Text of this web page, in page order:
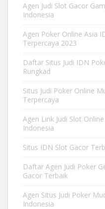
Agen Judi Slot Gacor
Indonesia
Agen Poker Online Asia
Terpercaya 2023
Daftar Situs Judi IDN
Rungkad
Situs Judi Poker Online
Terpercaya
Agen Link Judi Slot
Indonesia
Situs IDN Slot Gacor
Daftar Agen Judi Poker
Gacor Terbaik
Agen Situs Judi Poker
Indonesia